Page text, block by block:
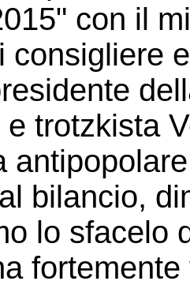
con il
consigliere
trotzkista
bilancio,
lo sfacelo